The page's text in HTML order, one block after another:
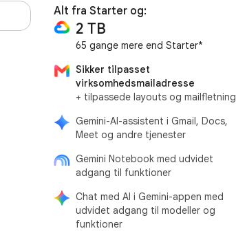
Alt fra Starter og:
2 TB
65 gange mere end Starter*
Sikker tilpasset
virksomhedsmailadresse
+ tilpassede layouts og mailfletning
Gemini-AI-assistent i Gmail, Docs,
Meet og andre tjenester
Gemini Notebook med udvidet
adgang til funktioner
Chat med AI i Gemini-appen med
udvidet adgang til modeller og
funktioner